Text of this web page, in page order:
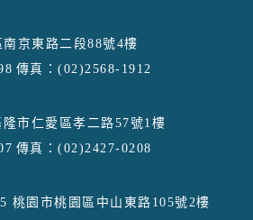
京東路二段88號4樓
傳真：(02)2568-1912
市仁愛區孝二路57號1樓
傳真：(02)2427-0208
桃園市桃園區中山東路105號2樓